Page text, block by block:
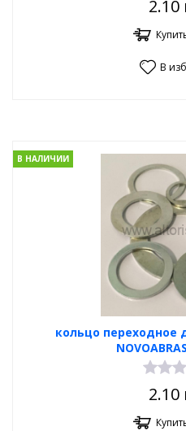
2.10
В
кольцо переходное
В НАЛИЧИИ
2.10